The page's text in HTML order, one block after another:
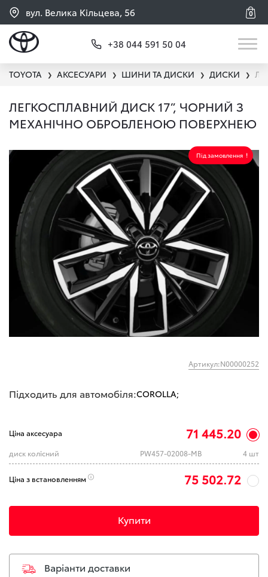
вул. Велика Кільцева, 56 0
+38 044 591 50 04
TOYOTA ❯ АКСЕСУАРИ ❯ ШИНИ ТА ДИСКИ ❯ ДИСКИ ❯
ЛЕГКОСПЛАВНИЙ ДИСК 17”, ЧОРНИЙ З
МЕХАНІЧНО ОБРОБЛЕНОЮ ПОВЕРХНЕЮ
Під замовлення
Артикул:N00000252
Підходить для автомобіля:COROLLA;
Ціна аксесуара 71 445.20
диск колісний PW457-02008-MB 4 шт
Ціна з встановленням 75 502.72
Купити
Варіанти доставки